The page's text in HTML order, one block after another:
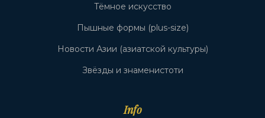
Тёмное искусство
Пышные формы (plus-size)
Новости Азии (азиатской культуры)
Звёзды и знаменистоти
Info